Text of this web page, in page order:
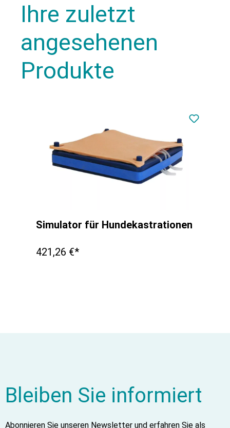
Ihre zuletzt
angesehenen
Produkte
Simulator für Hundekastrationen
421,26 €*
Bleiben Sie informiert
Abonnieren Sie unseren Newsletter und erfahren Sie als